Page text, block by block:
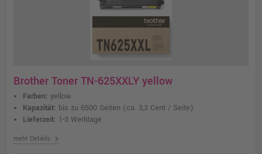
Brother Toner TN-625XXLY yellow
Farben: yellow
Kapazität: bis zu 6500 Seiten (ca. 3,3 Cent / Seite)
Lieferzeit: 1-3 Werktage
mehr Details chevron_right